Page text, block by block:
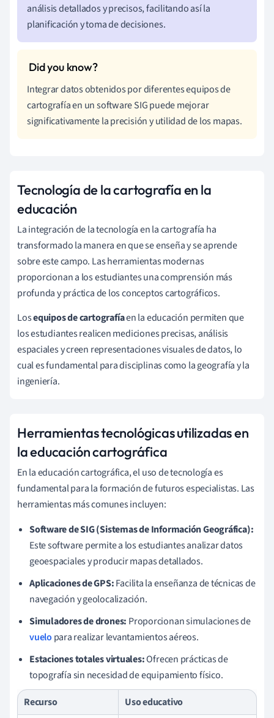
análisis detallados y precisos, facilitando así la
planificación y toma de decisiones.
Integrar datos obtenidos por diferentes equipos de
cartografía en un software SIG puede mejorar
significativamente la precisión y utilidad de los mapas.
Tecnología de la cartografía en la
educación
La integración de la tecnología en la cartografía ha
transformado la manera en que se enseña y se aprende
sobre este campo. Las herramientas modernas
proporcionan a los estudiantes una comprensión más
profunda y práctica de los conceptos cartográficos.
Losequipos de cartografíaen la educación permiten que
los estudiantes realicen mediciones precisas, análisis
espaciales y creen representaciones visuales de datos, lo
cual es fundamental para disciplinas como la geografía y la
ingeniería.
Herramientas tecnológicas utilizadas en
la educación cartográfica
En la educación cartográfica, el uso de tecnología es
fundamental para la formación de futuros especialistas. Las
herramientas más comunes incluyen:
Software de SIG (Sistemas de Información Geográfica):
Este software permite a los estudiantes analizar datos
geoespaciales y producir mapas detallados.
Aplicaciones de GPS:Facilita la enseñanza de técnicas de
navegación y geolocalización.
Simuladores de drones: Proporcionan simulaciones de
vuelo para realizar levantamientos aéreos.
Estaciones totales virtuales:Ofrecen prácticas de
topografía sin necesidad de equipamiento físico.
Recurso
Uso educativo